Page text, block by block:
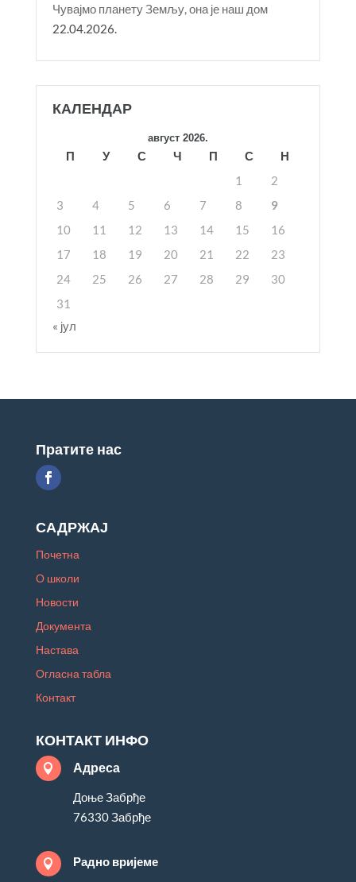
Чувајмо планету Земљу, она је наш дом
22.04.2026.
КАЛЕНДАР
август 2026.
П У С Ч П С
Н
1
2
3
4 5 6 7 8
9
10
11 12 13 14 15
16
17
18 19 20 21 22
23
24
25 26 27 28 29
30
31
« јул
Пратите нас
САДРЖАЈ
Почетна
О школи
Новости
Документа
Настава
Огласна табла
Контакт
КОНТАКТ ИНФО
 Адреса
Доње Забрђе
76330 Забрђе
 Радно вријеме